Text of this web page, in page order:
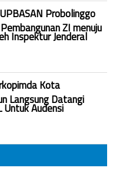
Probolinggo
ZI menuju
Inspektur Jenderal
Kota
Langsung Datangi
Untuk Audensi